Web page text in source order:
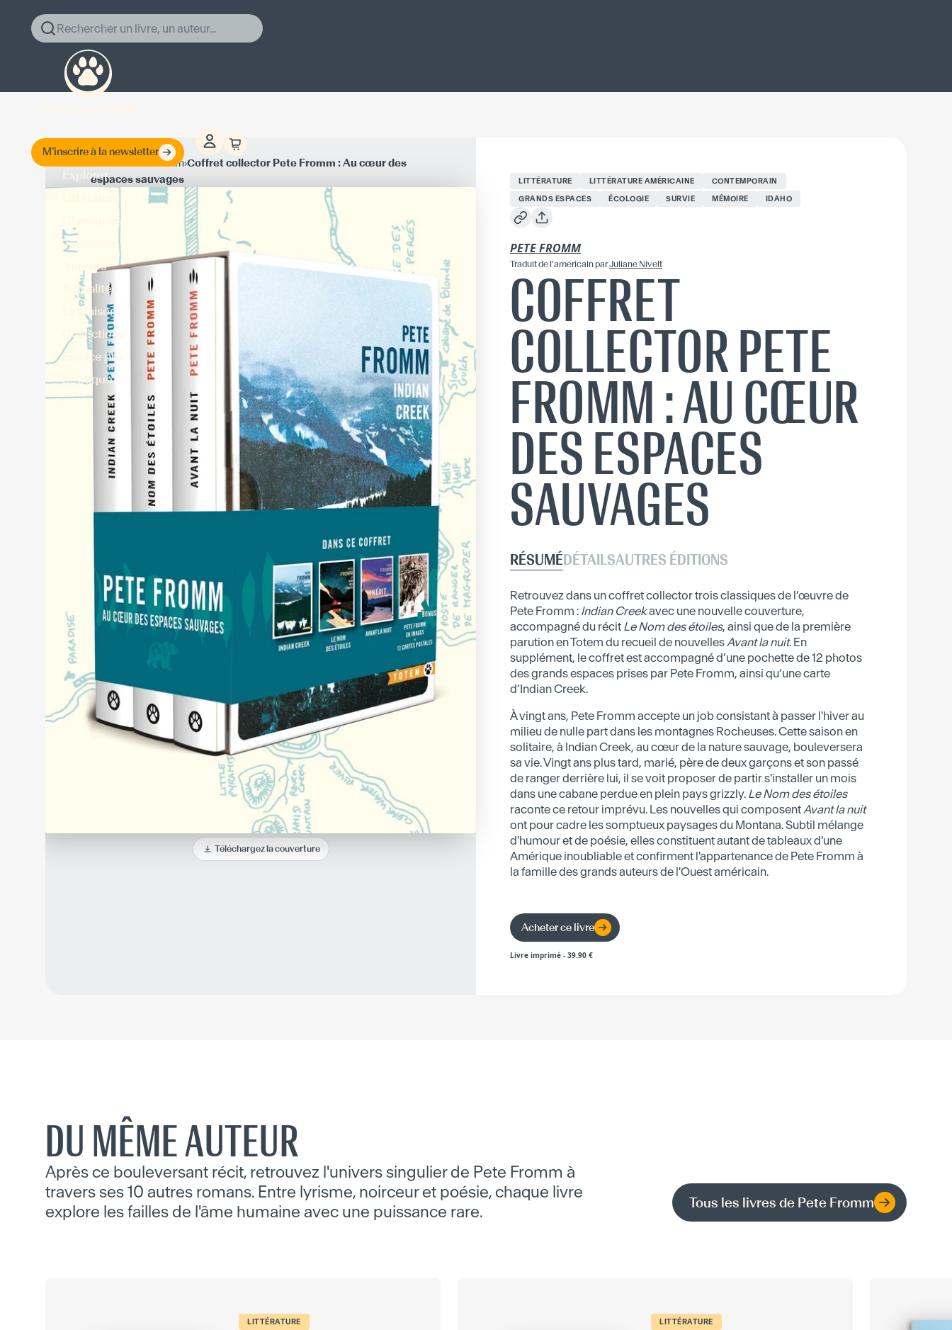
Rechercher un livre, un auteur...
M'inscrire à la newsletter
Explorer
Littérature
Classiques
Jeunesse
Auteurs
Actualités
La Maison
Collections
Espace pro
Boutique
Pete Fromm›Coffret collector Pete Fromm : Au cœur des
espaces sauvages
Téléchargez la couverture
LITTÉRATURE LITTÉRATURE AMÉRICAINE
CONTEMPORAIN
GRANDS ESPACES
ÉCOLOGIE SURVIE MÉMOIRE IDAHO
PETE FROMM
Traduitde l'américainparJuliane Nivelt
COFFRET
COLLECTOR PETE
FROMM : AU CŒUR
DES ESPACES
SAUVAGES
RÉSUMÉDÉTAILSAUTRES ÉDITIONS
Retrouvez dans un coffret collector trois classiques de l’œuvre de
Pete Fromm : Indian Creekavec une nouvelle couverture,
accompagné du récit Le Nom des étoiles, ainsi que de la première
parution en Totem du recueil de nouvellesAvant la nuit. En
supplément, le coffret est accompagné d’une pochette de 12 photos
des grands espaces prises par Pete Fromm, ainsi qu’une carte
d’Indian Creek.
À vingt ans, Pete Fromm accepte un job consistant à passer l'hiver au
milieu de nulle part dans les montagnes Rocheuses. Cette saison en
solitaire, à Indian Creek, au cœur de la nature sauvage, bouleversera
sa vie. Vingt ans plus tard, marié, père de deux garçons et son passé
de ranger derrière lui, il se voit proposer de partir s'installer un mois
dans une cabane perdue en plein pays grizzly. Le Nom des étoiles
raconte ce retour imprévu. Les nouvelles qui composentAvant la nuit
ont pour cadre les somptueux paysages du Montana. Subtil mélange
d'humour et de poésie, elles constituent autant de tableaux d'une
Amérique inoubliable et confirment l'appartenance de Pete Fromm à
la famille des grands auteurs de l'Ouest américain.
Acheter ce livre
Livre imprimé - 39.90 €
DU MÊME AUTEUR
Après ce bouleversant récit, retrouvez l'univers singulier de Pete Fromm à
travers ses 10 autres romans. Entre lyrisme, noirceur et poésie, chaque livre
explore les failles de l'âme humaine avec une puissance rare.
Tous les livres de Pete Fromm
LITTÉRATURE LITTÉRATURE